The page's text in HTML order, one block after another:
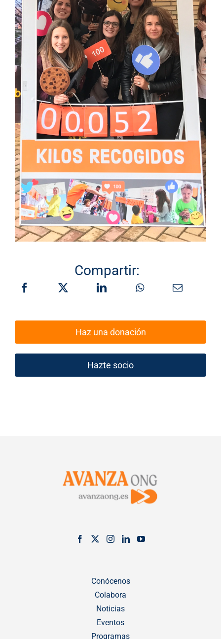
Compartir:
Haz una donación
Hazte socio
Conócenos
Colabora
Noticias
Eventos
Programas